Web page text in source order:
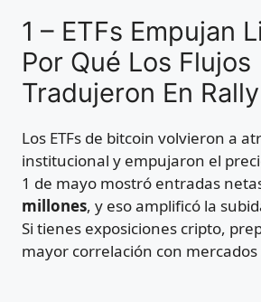
1 – ETFs Empujan
Por Qué Los Flujos
Tradujeron En Rally
Los ETFs de bitcoin volvieron a
institucional y empujaron el
1 de mayo mostró entradas
millones, y eso amplificó la
Si tienes exposiciones cripto,
mayor correlación con